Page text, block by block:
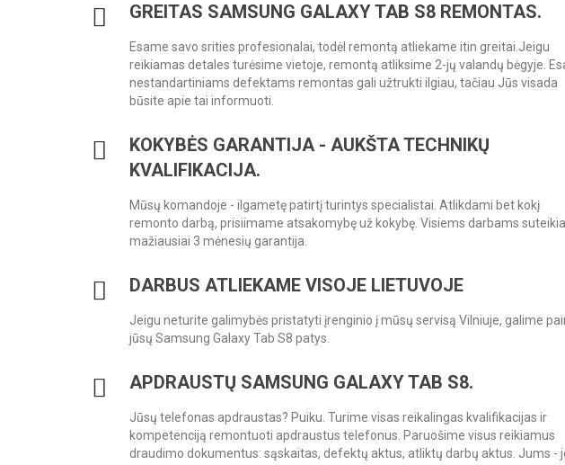
GREITAS SAMSUNG GALAXY TAB S8 REMONTAS.
Esame savo srities profesionalai, todėl remontą atliekame itin greitai.Jeigu
reikiamas detales turėsime vietoje, remontą atliksime 2-jų valandų bėgyje.
nestandartiniams defektams remontas gali užtrukti ilgiau, tačiau Jūs visada
būsite apie tai informuoti.
KOKYBĖS GARANTIJA - AUKŠTA TECHNIKŲ
KVALIFIKACIJA.
Mūsų komandoje - ilgametę patirtį turintys specialistai. Atlikdami bet kokį
remonto darbą, prisiimame atsakomybę už kokybę. Visiems darbams
mažiausiai 3 mėnesių garantija.
DARBUS ATLIEKAME VISOJE LIETUVOJE
Jeigu neturite galimybės pristatyti įrenginio į mūsų servisą Vilniuje, galime
jūsų Samsung Galaxy Tab S8 patys.
APDRAUSTŲ SAMSUNG GALAXY TAB S8.
Jūsų telefonas apdraustas? Puiku. Turime visas reikalingas kvalifikacijas ir
kompetenciją remontuoti apdraustus telefonus. Paruošime visus reikiamus
draudimo dokumentus: sąskaitas, defektų aktus, atliktų darbų aktus. Jums -